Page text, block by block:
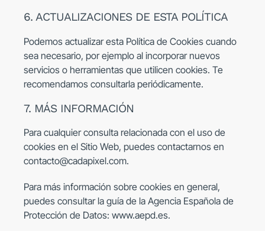
6. ACTUALIZACIONES DE ESTA POLÍTICA
Podemos actualizar esta Política de Cookies cuando
sea necesario, por ejemplo al incorporar nuevos
servicios o herramientas que utilicen cookies. Te
recomendamos consultarla periódicamente.
7. MÁS INFORMACIÓN
Para cualquier consulta relacionada con el uso de
cookies en el Sitio Web, puedes contactarnos en
contacto@cadapixel.com.
Para más información sobre cookies en general,
puedes consultar la guía de la Agencia Española de
Protección de Datos: www.aepd.es.